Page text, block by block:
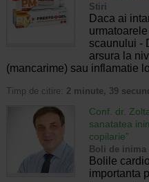
Stiri
Daca ai
scaunului -
arsura la
(mancarime) sau inflamatie
Timp de citire: 2 minute, 39
Conf. dr.
sanatatea
copilarie”
Boli de inima
Bolile
importanta